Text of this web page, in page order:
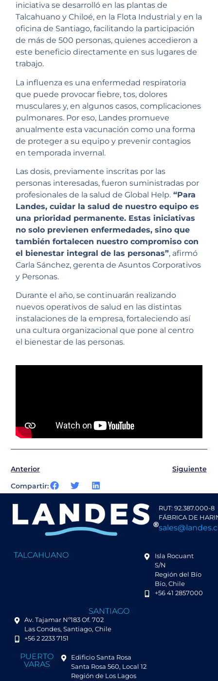
iniciativa se desarrolló en las plantas de
Talcahuano y Chiloé, en la Flota Industrial y en la
oficina de Santiago, facilitando la participación
de más de 500 personas, quienes accedieron a
este beneficio directamente en sus lugares de
trabajo.
La influenza es una enfermedad respiratoria
que puede provocar fiebre, tos, dolores
musculares y, en algunos casos, complicaciones
pulmonares. Por eso, Landes promueve
anualmente esta vacunación como una forma
de proteger a su equipo y prevenir contagios
en temporada invernal.
Las dosis, previamente inscritas por las
personas interesadas, fueron suministradas por
profesionales de la salud de Global Help. “Para
Landes, cuidar la salud de nuestro equipo es
una prioridad permanente. Estas iniciativas
no solo previenen enfermedades, sino que
también fortalecen nuestro compromiso con
el bienestar integral de las personas”, afirmó
Carla Sánchez, gerenta de Asuntos Corporativos
y Personas.
Durante el año, se continuarán realizando
nuevos operativos de salud en las distintas
instalaciones de la empresa, fortaleciendo así
una cultura organizacional que pone al centro
el bienestar de las personas.
Anterior
Siguiente
Compartir:
RUT: 92.387.000-8
FÁBRICA DE
TALCAHUANO
Isla Rocuant
S/N
Región del Bío
Bío, Chile
+56 41 2857000
SANTIAGO
Av. Tajamar Nº183 Of. 702
Las Condes, Santiago, Chile
+56 2 2233 7151
PUERTO
VARAS
Edificio Santa Rosa
Santa Rosa 560, Local 12
Región de Los Lagos